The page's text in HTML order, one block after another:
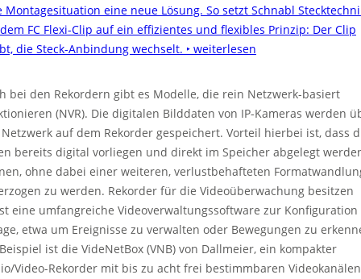
Montagesituation eine neue Lösung. So setzt Schnabl
FC Flexi-Clip auf ein effizientes und flexibles Prinzip: Der Clip
die Steck-Anbindung wechselt. ‣ weiterlesen
bei den Rekordern gibt es Modelle, die rein Netzwerk-basiert
(NVR). Die digitalen Bilddaten von IP-Kameras werden
auf dem Rekorder gespeichert. Vorteil hierbei ist, dass
bereits digital vorliegen und direkt im Speicher abgelegt
ohne dabei einer weiteren, verlustbehafteten
zu werden. Rekorder für die Videoüberwachung besitzen
eine umfangreiche Videoverwaltungssoftware zur
etwa um Ereignisse zu verwalten oder Bewegungen zu
ist die VideNetBox (VNB) von Dallmeier, ein kompakter
Video-Rekorder mit bis zu acht frei bestimmbaren